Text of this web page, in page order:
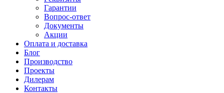
Гарантии
Вопрос-ответ
Документы
Акции
Оплата и доставка
Блог
Производство
Проекты
Дилерам
Контакты